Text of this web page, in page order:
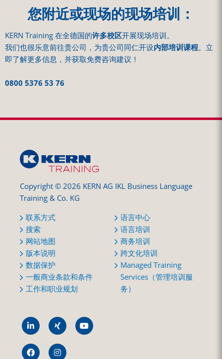
您附近或现场的现场培训：
KERN Training 在全德国的许多校区开展现场培训。
我们也很乐意前往贵公司，为贵公司同仁开设内部培训课程。立
即了解更多信息，并获取免费咨询建议！
0800 5376 53 76
Copyright © 2026 KERN AG IKL Business Language
Training & Co. KG
联系方式
搜索
网站地图
版本说明
数据保护
一般商业条款和条件
工作和职业规划
语言中心
语言培训
商务培训
跨文化培训
Managed Training
Services（管理培训服
务）